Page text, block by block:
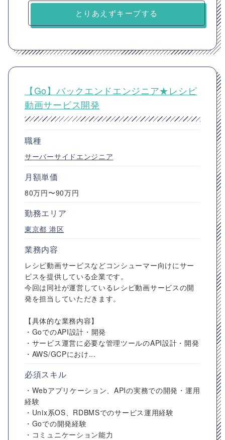
とりあえずキープする
【Go】バックエンドエンジニア★レシピ
動画サービス開発
職種
サーバーサイドエンジニア
月額単価
80万円〜90万円
勤務エリア
東京都 港区
業務内容
レシピ動画サービスなどコンシューマー向けにサー
ビスを提供している企業です。
今回は同社が運営しているレシピ動画サービスの開
発を担当していただきます。
【具体的な業務内容】
・GoでのAPI設計・開発
・サービス運営に必要な管理ツールのAPI設計・開発
・AWS/GCPにおけ...
必須スキル
・Webアプリケーション、APIの実務での開発・運用
経験
・Unix系OS、RDBMSでのサービス運用経験
・Goでの開発経験
・コミュニケーション能力